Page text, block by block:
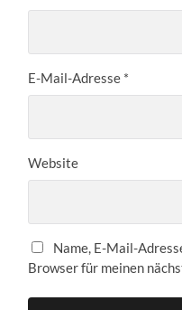
E-Mail-Adresse *
Website
Name, E-Mail-
Browser für meinen